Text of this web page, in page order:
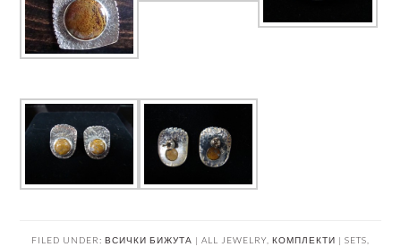
FILED UNDER: ВСИЧКИ БИЖУТА | ALL JEWELRY КОМПЛЕКТИ | SETS